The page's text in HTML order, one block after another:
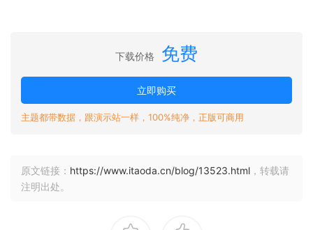
下载价格 免费
立即购买
主题都带数据，跟演示站一样，100%纯净，正版可商用
原文链接： https://www.itaoda.cn/blog/13523.html ，转载请
注明出处。